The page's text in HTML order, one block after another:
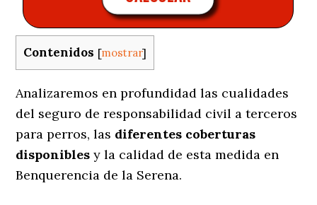
Contenidos [mostrar]
Analizaremos en profundidad las cualidades
del seguro de responsabilidad civil a terceros
para perros, las diferentes coberturas
disponibles y la calidad de esta medida en
Benquerencia de la Serena.